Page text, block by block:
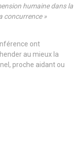
humaine dans la
concurrence »
ont
au mieux la
proche aidant ou